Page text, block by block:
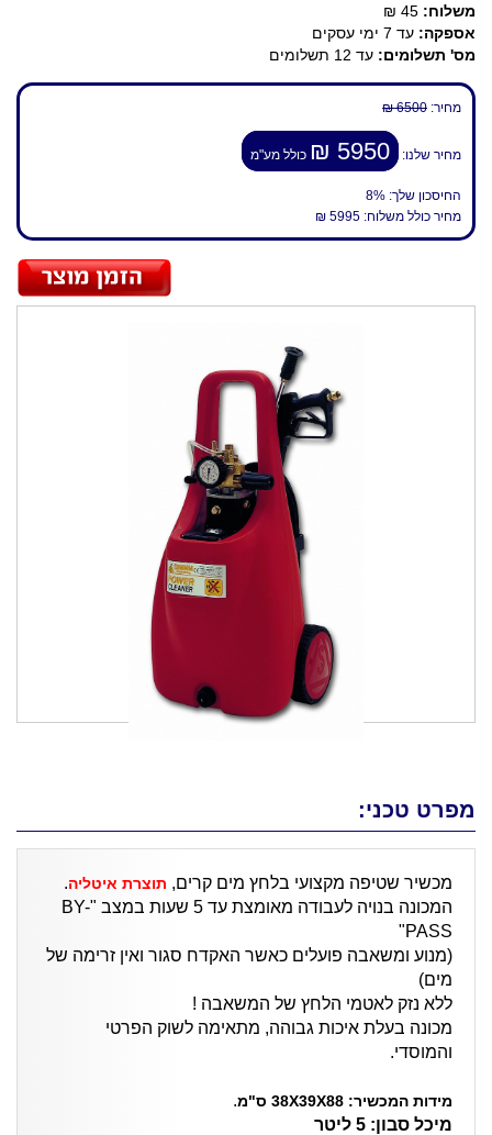
משלוח: 45 ₪
אספקה: עד 7 ימי עסקים
מס' תשלומים: עד 12 תשלומים
מחיר: 6500 ₪
מחיר שלנו: 5950 ₪ כולל מע"מ
החיסכון שלך: 8%
מחיר כולל משלוח: 5995 ₪
מפרט טכני:
מכשיר שטיפה מקצועי בלחץ מים קרים, תוצרת איטליה.
המכונה בנויה לעבודה מאומצת עד 5 שעות במצב "BY-
PASS"
(מנוע ומשאבה פועלים כאשר האקדח סגור ואין זרימה של
מים)
ללא נזק לאטמי הלחץ של המשאבה !
מכונה בעלת איכות גבוהה, מתאימה לשוק הפרטי
והמוסדי.
מידות המכשיר: 38X39X88 ס"מ
.
מיכל סבון: 5 ליטר